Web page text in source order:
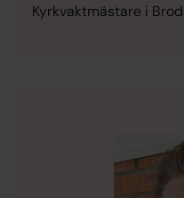
Kyrkvaktmästare i